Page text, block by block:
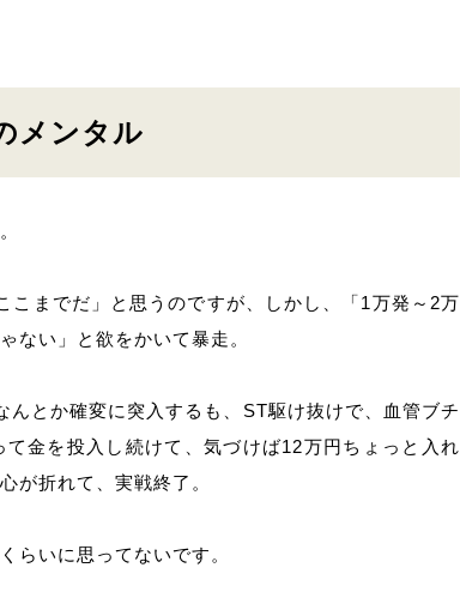
メンタル
までだ」と思うのですが、しかし、「1万発～2万
ない」と欲をかいて暴走。
とか確変に突入するも、ST駆け抜けで、血管ブチ
金を投入し続けて、気づけば12万円ちょっと入れ
が折れて、実戦終了。
らいに思ってないです。